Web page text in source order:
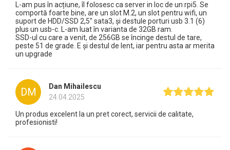
L-am pus în acțiune, îl folosesc ca server in loc de un rpi5. Se
comportă foarte bine, are un slot M.2, un slot pentru wifi, un
suport de HDD/SSD 2,5" sata3, și destule porturi usb 3.1 (6)
plus un usb-c. L-am luat în varianta de 32GB ram.
SSD-ul cu care a venit, de 256GB se încinge destul de tare,
peste 51 de grade. E și destul de lent, iar pentru asta ar merita
un upgrade
DM
Dan Mihailescu
24.04.2025
Un produs excelent la un pret corect, servicii de calitate,
profesionisti!